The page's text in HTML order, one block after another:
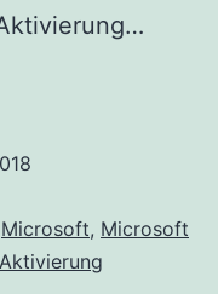
2010
Microsoft, Microsoft